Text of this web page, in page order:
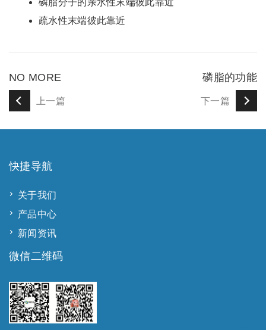
磷脂分子的亲水性末端彼此靠近
疏水性末端彼此靠近
NO MORE
上一篇
磷脂的功能
下一篇
快捷导航
关于我们
产品中心
新闻资讯
微信二维码